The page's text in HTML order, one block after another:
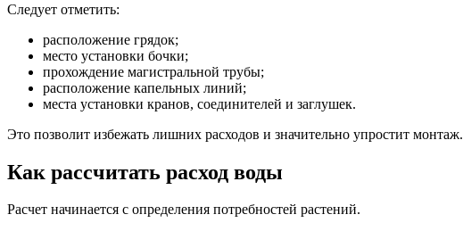
Следует отметить:
расположение грядок;
место установки бочки;
прохождение магистральной трубы;
расположение капельных линий;
места установки кранов, соединителей и заглушек.
Это позволит избежать лишних расходов и значительно упростит монтаж.
Как рассчитать расход воды
Расчет начинается с определения потребностей растений.